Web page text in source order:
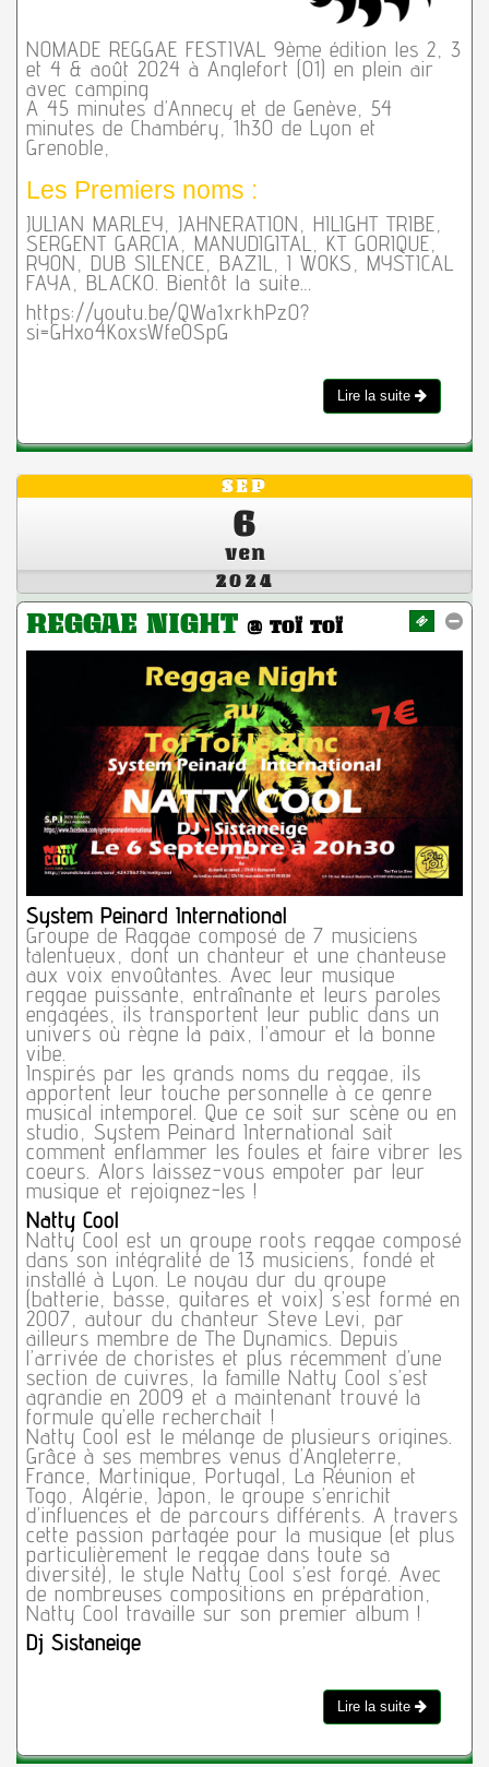
NOMADE REGGAE FESTIVAL 9ème édition les 2, 3
et 4 & août 2024 à Anglefort (01) en plein air
avec camping
A 45 minutes d’Annecy et de Genève, 54
minutes de Chambéry, 1h30 de Lyon et
Grenoble,
Les Premiers noms :
JULIAN MARLEY, JAHNERATION, HILIGHT TRIBE,
SERGENT GARCIA, MANUDIGITAL, KT GORIQUE,
RYON, DUB SILENCE, BAZIL, I WOKS, MYSTICAL
FAYA, BLACKO. Bientôt la suite…
https://youtu.be/QWa1xrkhPz0?
si=GHxo4KoxsWfe0SpG
Lire la suite
SEP
6
ven
2024
REGGAE NIGHT @ TOÏ TOÏ
System Peinard International
Groupe de Raggae composé de 7 musiciens
talentueux, dont un chanteur et une chanteuse
aux voix envoûtantes. Avec leur musique
reggae puissante, entraînante et leurs paroles
engagées, ils transportent leur public dans un
univers où règne la paix, l’amour et la bonne
vibe.
Inspirés par les grands noms du reggae, ils
apportent leur touche personnelle à ce genre
musical intemporel. Que ce soit sur scène ou en
studio, System Peinard International sait
comment enflammer les foules et faire vibrer les
coeurs. Alors laissez-vous empoter par leur
musique et rejoignez-les !
Natty Cool
Natty Cool est un groupe roots reggae composé
dans son intégralité de 13 musiciens, fondé et
installé à Lyon. Le noyau dur du groupe
(batterie, basse, guitares et voix) s’est formé en
2007, autour du chanteur Steve Levi, par
ailleurs membre de The Dynamics. Depuis
l’arrivée de choristes et plus récemment d’une
section de cuivres, la famille Natty Cool s’est
agrandie en 2009 et a maintenant trouvé la
formule qu’elle recherchait !
Natty Cool est le mélange de plusieurs origines.
Grâce à ses membres venus d’Angleterre,
France, Martinique, Portugal, La Réunion et
Togo, Algérie, Japon, le groupe s’enrichit
d’influences et de parcours différents. A travers
cette passion partagée pour la musique (et plus
particulièrement le reggae dans toute sa
diversité), le style Natty Cool s’est forgé. Avec
de nombreuses compositions en préparation,
Natty Cool travaille sur son premier album !
Dj Sistaneige
Lire la suite